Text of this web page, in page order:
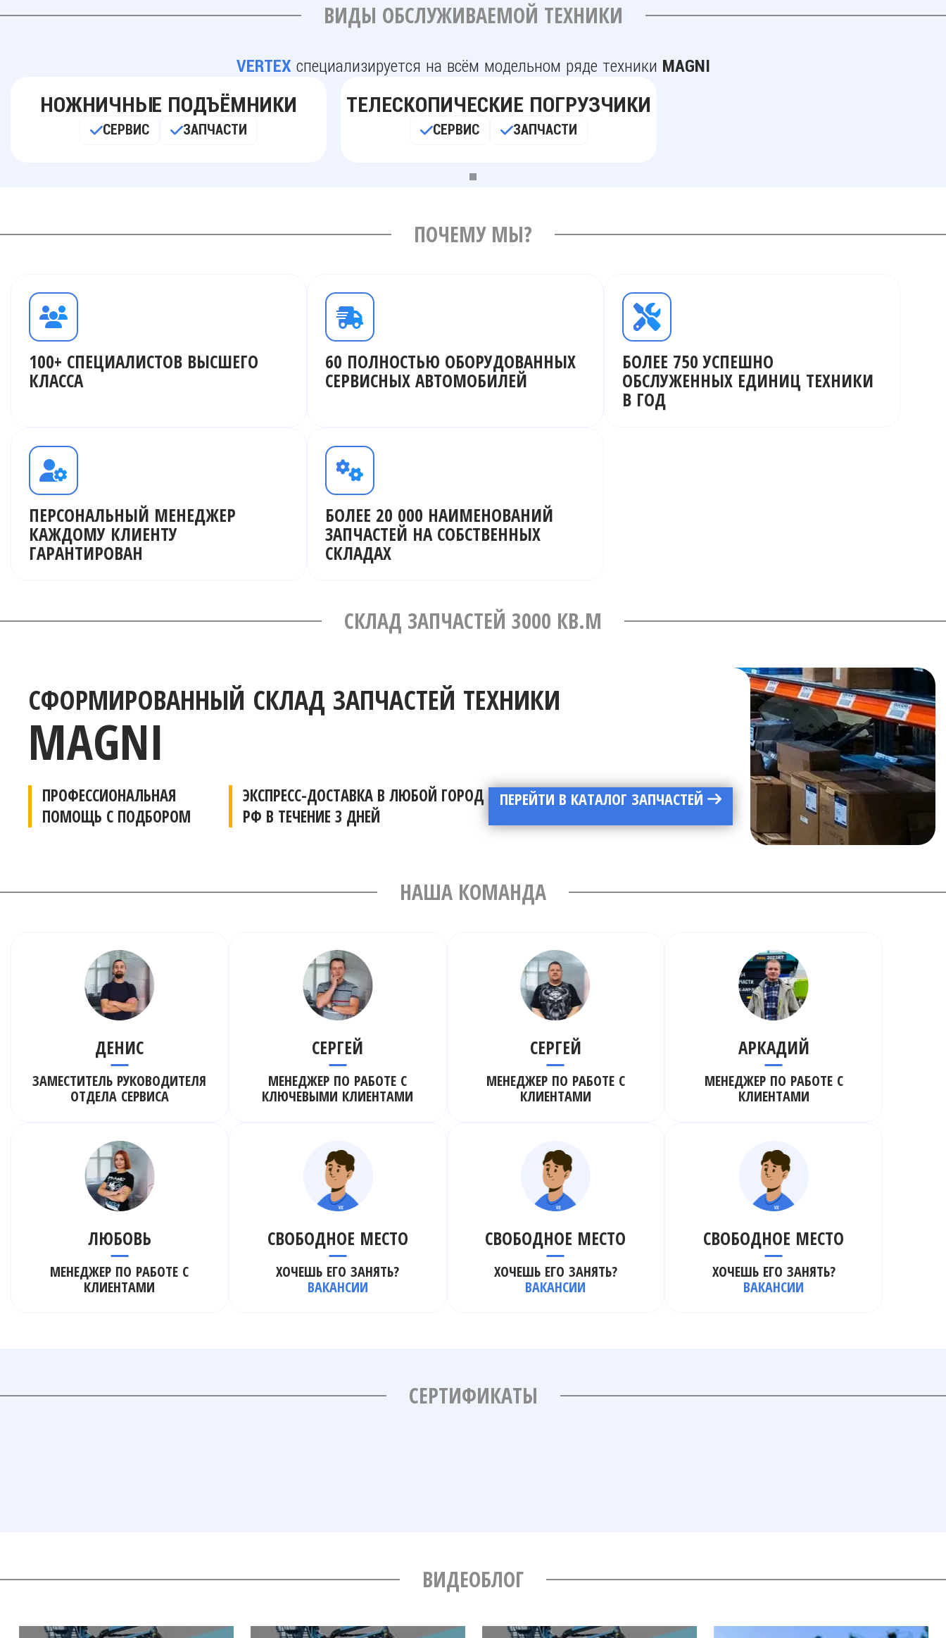
ВИДЫ ОБСЛУЖИВАЕМОЙ ТЕХНИКИ
VERTEXспециализируется на всём модельном ряде техники MAGNI
НОЖНИЧНЫЕ ПОДЪЁМНИКИ
СЕРВИС ЗАПЧАСТИ
ТЕЛЕСКОПИЧЕСКИЕ ПОГРУЗЧИКИ
СЕРВИС ЗАПЧАСТИ
ПОЧЕМУ МЫ?
100+ СПЕЦИАЛИСТОВ ВЫСШЕГО
КЛАССА
60 ПОЛНОСТЬЮ ОБОРУДОВАННЫХ
СЕРВИСНЫХ АВТОМОБИЛЕЙ
БОЛЕЕ 750 УСПЕШНО
ОБСЛУЖЕННЫХ ЕДИНИЦ ТЕХНИКИ
В ГОД
ПЕРСОНАЛЬНЫЙ МЕНЕДЖЕР
КАЖДОМУ КЛИЕНТУ
ГАРАНТИРОВАН
БОЛЕЕ 20 000 НАИМЕНОВАНИЙ
ЗАПЧАСТЕЙ НА СОБСТВЕННЫХ
СКЛАДАХ
СКЛАД ЗАПЧАСТЕЙ 3000 КВ.М
СФОРМИРОВАННЫЙ СКЛАД ЗАПЧАСТЕЙ ТЕХНИКИ
MAGNI
ПРОФЕССИОНАЛЬНАЯ
ПОМОЩЬ С ПОДБОРОМ
ЭКСПРЕСС-ДОСТАВКА В ЛЮБОЙ ГОРОД
РФ В ТЕЧЕНИЕ 3 ДНЕЙ
ПЕРЕЙТИ В КАТАЛОГ ЗАПЧАСТЕЙ
НАША КОМАНДА
ДЕНИС
ЗАМЕСТИТЕЛЬ РУКОВОДИТЕЛЯ
ОТДЕЛА СЕРВИСА
СЕРГЕЙ
МЕНЕДЖЕР ПО РАБОТЕ С
КЛЮЧЕВЫМИ КЛИЕНТАМИ
СЕРГЕЙ
МЕНЕДЖЕР ПО РАБОТЕ С
КЛИЕНТАМИ
АРКАДИЙ
МЕНЕДЖЕР ПО РАБОТЕ С
КЛИЕНТАМИ
ЛЮБОВЬ
МЕНЕДЖЕР ПО РАБОТЕ С
КЛИЕНТАМИ
СВОБОДНОЕ МЕСТО
ХОЧЕШЬ ЕГО ЗАНЯТЬ?
ВАКАНСИИ
СВОБОДНОЕ МЕСТО
ХОЧЕШЬ ЕГО ЗАНЯТЬ?
ВАКАНСИИ
СВОБОДНОЕ МЕСТО
ХОЧЕШЬ ЕГО ЗАНЯТЬ?
ВАКАНСИИ
СЕРТИФИКАТЫ
ВИДЕОБЛОГ